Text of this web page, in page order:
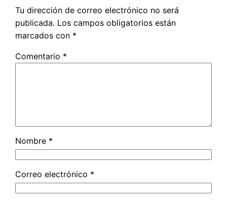
Tu dirección de correo electrónico no será
publicada. Los campos obligatorios están
marcados con *
Comentario *
Nombre *
Correo electrónico *